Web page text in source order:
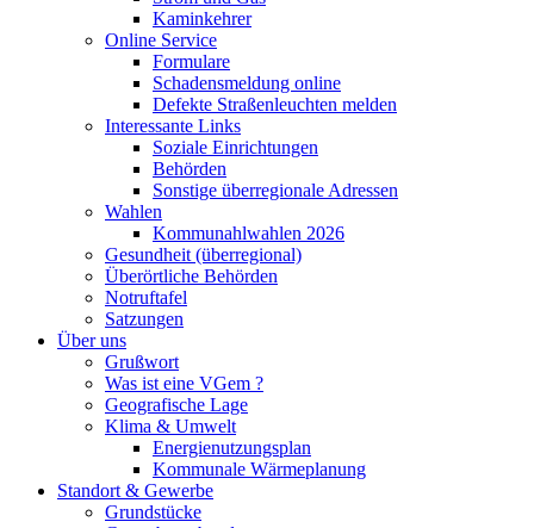
Kaminkehrer
Online Service
Formulare
Schadensmeldung online
Defekte Straßenleuchten melden
Interessante Links
Soziale Einrichtungen
Behörden
Sonstige überregionale Adressen
Wahlen
Kommunahlwahlen 2026
Gesundheit (überregional)
Überörtliche Behörden
Notruftafel
Satzungen
Über uns
Grußwort
Was ist eine VGem ?
Geografische Lage
Klima & Umwelt
Energienutzungsplan
Kommunale Wärmeplanung
Standort & Gewerbe
Grundstücke